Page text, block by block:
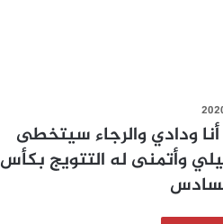
ودادي والرجاء سيتخطى
وأتمنى له التتويج بكأس